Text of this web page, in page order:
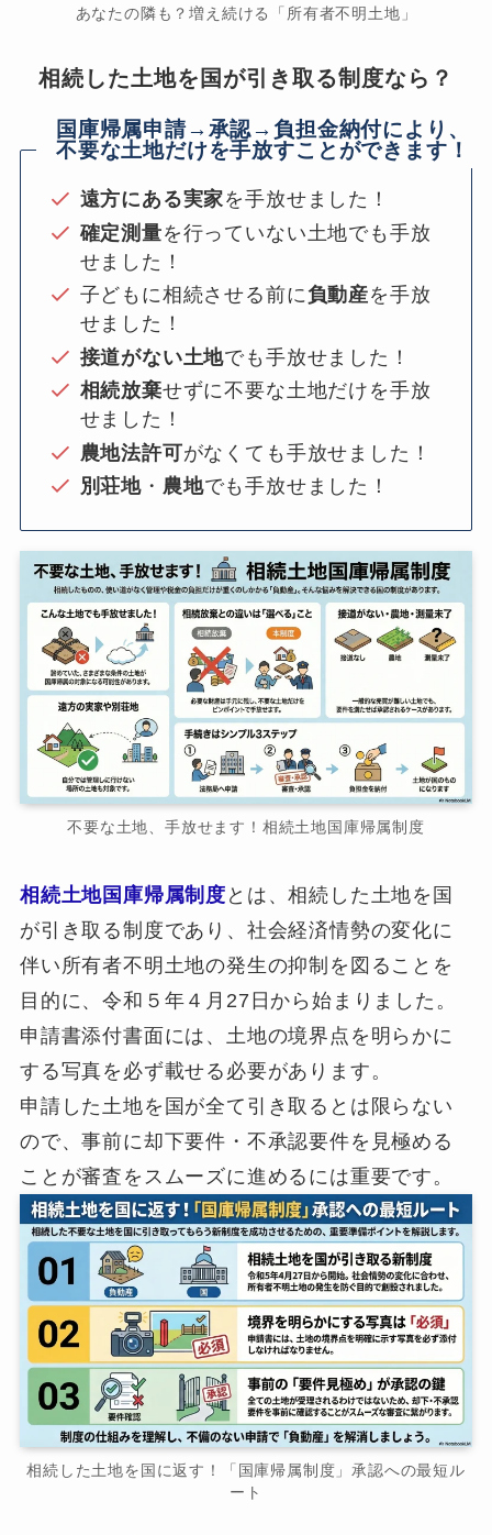
あなたの隣も？増え続ける「所有者不明土地」
相続した土地を国が引き取る制度なら？
国庫帰属申請→承認→負担金納付により、
不要な土地だけを手放すことができます！
遠方にある実家を手放せました！
確定測量を行っていない土地でも手放
せました！
子どもに相続させる前に負動産を手放
せました！
接道がない土地でも手放せました！
相続放棄せずに不要な土地だけを手放
せました！
農地法許可がなくても手放せました！
別荘地 ・ 農地でも手放せました！
不要な土地、手放せます！相続土地国庫帰属制度
相続土地国庫帰属制度 とは、相続した土地を国
が引き取る制度であり、社会経済情勢の変化に
伴い所有者不明土地の発生の抑制を図ることを
目的に、令和５年４月27日から始まりました。
申請書添付書面には、土地の境界点を明らかに
する写真を必ず載せる必要があります。
申請した土地を国が全て引き取るとは限らない
ので、事前に却下要件・不承認要件を見極める
ことが審査をスムーズに進めるには重要です。
相続した土地を国に返す！「国庫帰属制度」承認への最短ル
ート